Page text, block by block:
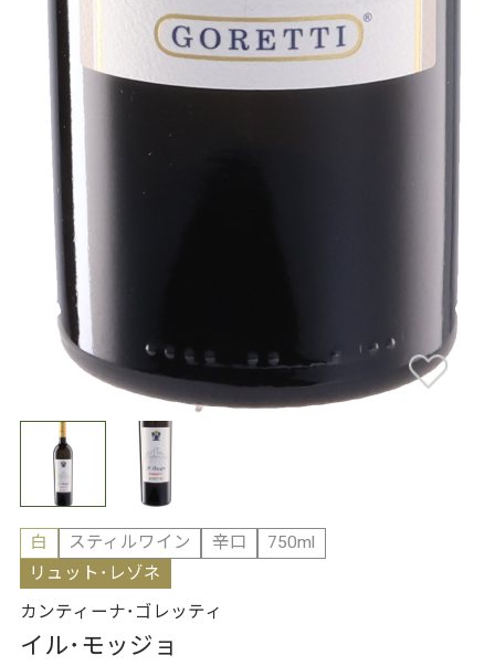
白 スティルワイン 辛口
750ml
リュット･レゾネ
カンティーナ･ゴレッティ
イル･モッジョ